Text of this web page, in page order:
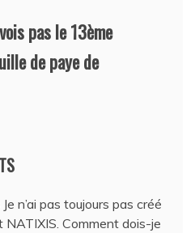
pas le 13ème
de paye de
Je n’ai pas toujours pas créé
Comment dois-je